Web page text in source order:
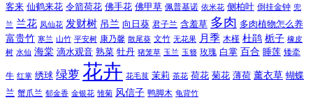
客来 仙鹤来花 令箭荷花 佛手花 佛甲草 佩普基诺 依米花 侧柏叶 倒挂金钟 兜
兰 兰花 凤仙花 发财树 吊兰 向日葵 君子兰 含羞草 多肉 多肉植物怎么养
富贵竹 寒兰 山竹 平安树 康乃馨 散尾葵 文竹 无花果 月季 木槿 杜鹃 栀子 橡皮
树 水仙 海棠 滴水观音 熟菜 牡丹 猪笼草 玉兰 玉簪 玫瑰 白掌 百合 睡莲 矮牵
牛 红掌 绣球 绿萝 花卉 花毛茛 茉莉 茶花 荷花 菊花 薄荷 薰衣草 蝴蝶
兰 蟹爪兰 郁金香 金银花 雏菊 风信子 鸭脚木 龟背竹